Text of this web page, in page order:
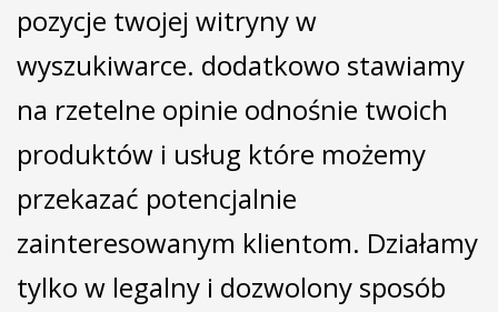
pozycje twojej witryny w
wyszukiwarce. dodatkowo stawiamy
na rzetelne opinie odnośnie twoich
produktów i usług które możemy
przekazać potencjalnie
zainteresowanym klientom. Działamy
tylko w legalny i dozwolony sposób